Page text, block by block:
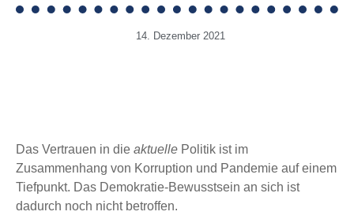
14. Dezember 2021
Das Vertrauen in die aktuelle Politik ist im
Zusammenhang von Korruption und Pandemie auf einem
Tiefpunkt. Das Demokratie-Bewusstsein an sich ist
dadurch noch nicht betroffen.